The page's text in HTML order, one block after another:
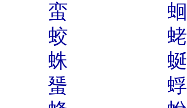
蛮 蛔
蛟 蛯
蛛 蜒
蜑 蜉